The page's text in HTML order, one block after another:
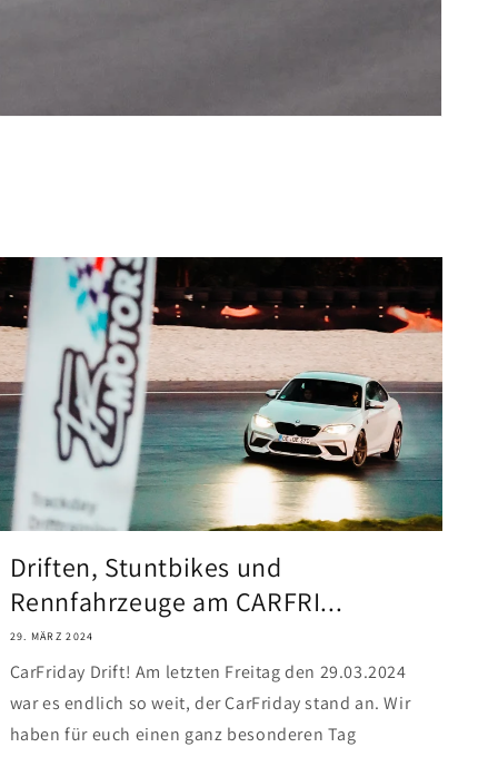
Driften, Stuntbikes und
Rennfahrzeuge am CARFRI...
29. MÄRZ 2024
CarFriday Drift! Am letzten Freitag den 29.03.2024
war es endlich so weit, der CarFriday stand an. Wir
haben für euch einen ganz besonderen Tag